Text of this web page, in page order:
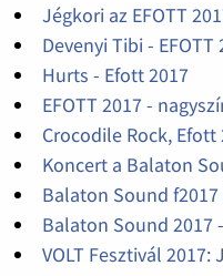
Jégkori az EFOTT
Devenyi Tibi - EFOTT
Hurts - Efott 2017
EFOTT 2017 -
Crocodile Rock, Efott
Koncert a Balaton
Balaton Sound
Balaton Sound 2017
VOLT Fesztivál